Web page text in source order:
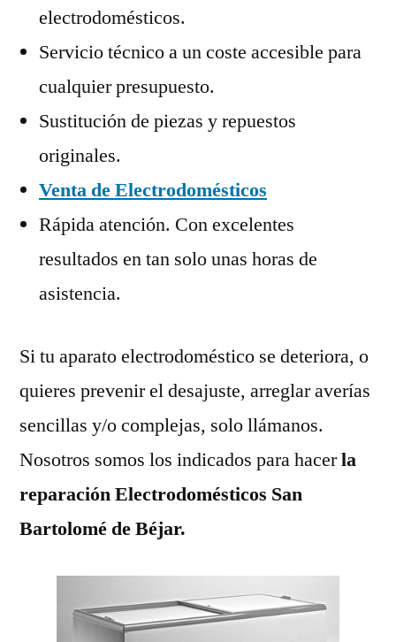
electrodomésticos.
Servicio técnico a un coste accesible para
cualquier presupuesto.
Sustitución de piezas y repuestos
originales.
Venta de Electrodomésticos
Rápida atención. Con excelentes
resultados en tan solo unas horas de
asistencia.
Si tu aparato electrodoméstico se deteriora, o
quieres prevenir el desajuste, arreglar averías
sencillas y/o complejas, solo llámanos.
Nosotros somos los indicados para hacerla
reparación Electrodomésticos San
Bartolomé de Béjar.